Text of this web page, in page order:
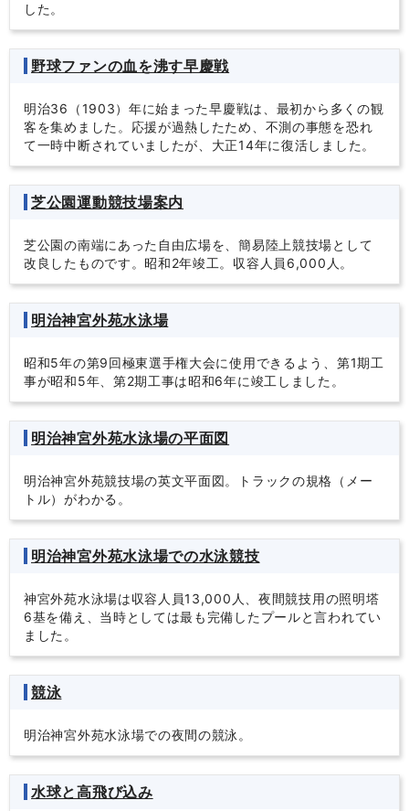
した。
野球ファンの血を沸す早慶戦
明治36（1903）年に始まった早慶戦は、最初から多くの観
客を集めました。応援が過熱したため、不測の事態を恐れ
て一時中断されていましたが、大正14年に復活しました。
芝公園運動競技場案内
芝公園の南端にあった自由広場を、簡易陸上競技場として
改良したものです。昭和2年竣工。収容人員6,000人。
明治神宮外苑水泳場
昭和5年の第9回極東選手権大会に使用できるよう、第1期工
事が昭和5年、第2期工事は昭和6年に竣工しました。
明治神宮外苑水泳場の平面図
明治神宮外苑競技場の英文平面図。トラックの規格（メー
トル）がわかる。
明治神宮外苑水泳場での水泳競技
神宮外苑水泳場は収容人員13,000人、夜間競技用の照明塔
6基を備え、当時としては最も完備したプールと言われてい
ました。
競泳
明治神宮外苑水泳場での夜間の競泳。
水球と高飛び込み